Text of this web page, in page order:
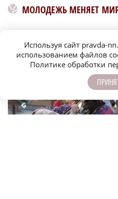
МОЛОДЕЖЬ МЕНЯЕТ
Используя сайт pravda-
использованием файлов
Политике обработки